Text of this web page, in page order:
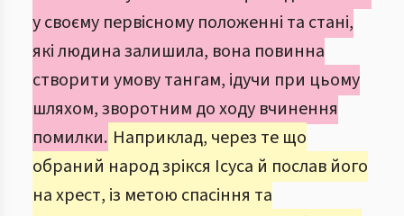
у своєму первісному положенні та стані,
які людина залишила, вона повинна
створити умову тангам, ідучи при цьому
шляхом, зворотним до ходу вчинення
помилки. Наприклад, через те що
обраний народ зрікся Ісуса й послав його
на хрест, із метою спасіння та